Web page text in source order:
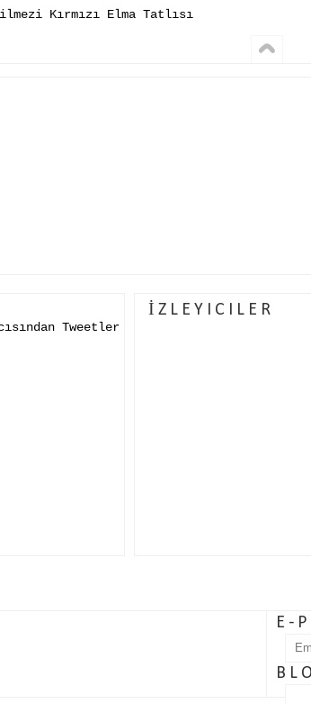
Kırmızı Elma Tatlısı
Tweetler
İZLEYICILER
E-